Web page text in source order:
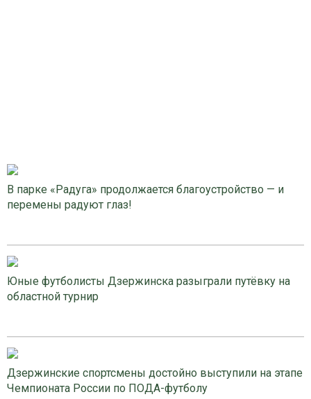
В парке «Радуга» продолжается благоустройство — и
перемены радуют глаз!
Юные футболисты Дзержинска разыграли путёвку на
областной турнир
Дзержинские спортсмены достойно выступили на этапе
Чемпионата России по ПОДА-футболу